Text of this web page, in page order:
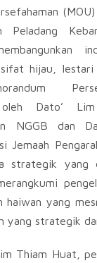
Peladang
hijau, lestari
oleh Dato’
NGGB dan
Jemaah
strategik yang
haiwan yang
yang strategik
Thiam Huat,